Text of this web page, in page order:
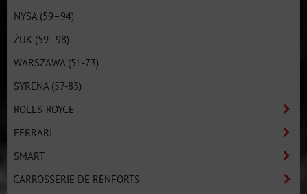
NYSA (59–94)
ŻUK (59–98)
WARSZAWA (51-73)
SYRENA (57-83)
ROLLS-ROYCE
FERRARI
SMART
CARROSSERIE DE RENFORTS